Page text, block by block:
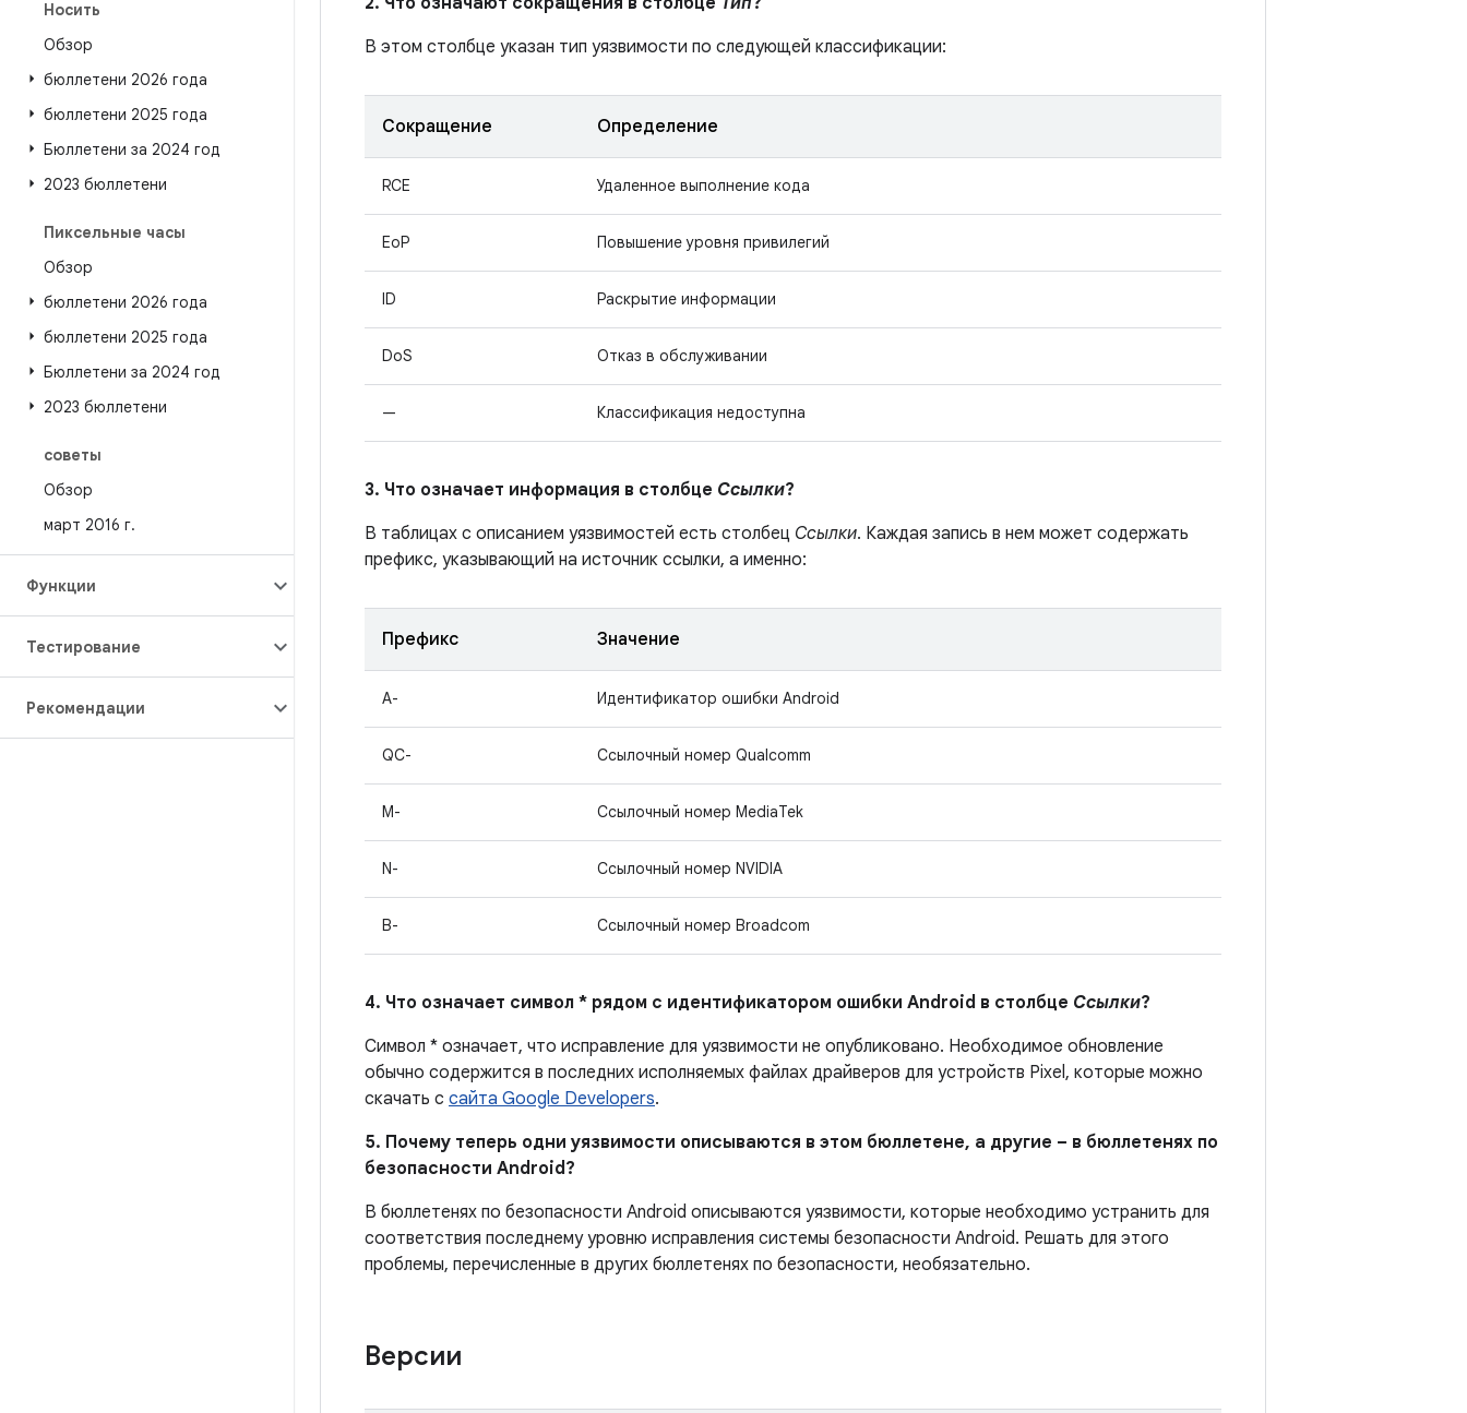
Носить
Обзор
бюллетени 2026 года
бюллетени 2025 года
Бюллетени за 2024 год
2023 бюллетени
Пиксельные часы
Обзор
бюллетени 2026 года
бюллетени 2025 года
Бюллетени за 2024 год
2023 бюллетени
советы
Обзор
март 2016 г.
Функции
Тестирование
Рекомендации
В этом столбце указан тип уязвимости по следующей классификации:
Сокращение Определение
RCE Удаленное выполнение кода
EoP Повышение уровня привилегий
ID Раскрытие информации
DoS Отказ в обслуживании
— Классификация недоступна
3. Что означает информация в столбце Ссылки?
В таблицах с описанием уязвимостей есть столбец Ссылки. Каждая запись в нем может содержать
префикс, указывающий на источник ссылки, а именно:
Префикс Значение
A- Идентификатор ошибки Android
QC- Ссылочный номер Qualcomm
M- Ссылочный номер MediaTek
N- Ссылочный номер NVIDIA
B- Ссылочный номер Broadcom
4. Что означает символ * рядом с идентификатором ошибки Android в столбце Ссылки?
Символ * означает, что исправление для уязвимости не опубликовано. Необходимое обновление
обычно содержится в последних исполняемых файлах драйверов для устройств Pixel, которые можно
скачать с сайта Google Developers.
5. Почему теперь одни уязвимости описываются в этом бюллетене, а другие – в бюллетенях по
безопасности Android?
В бюллетенях по безопасности Android описываются уязвимости, которые необходимо устранить для
соответствия последнему уровню исправления системы безопасности Android. Решать для этого
проблемы, перечисленные в других бюллетенях по безопасности, необязательно.
Версии